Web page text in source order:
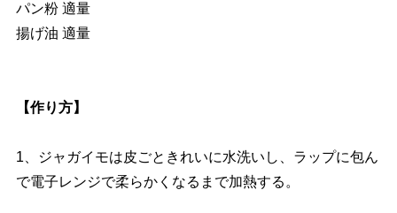
パン粉 適量
揚げ油 適量
【作り方】
1、ジャガイモは皮ごときれいに水洗いし、ラップに包ん
で電子レンジで柔らかくなるまで加熱する。